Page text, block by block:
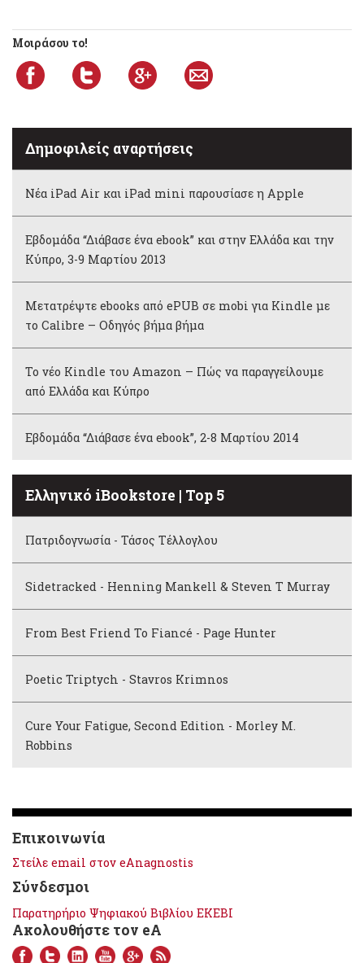
Μοιράσου το!
Δημοφιλείς αναρτήσεις
Νέα iPad Air και iPad mini παρουσίασε η Apple
Εβδομάδα “Διάβασε ένα ebook” και στην Ελλάδα και την
Κύπρο, 3-9 Μαρτίου 2013
Μετατρέψτε ebooks από ePUB σε mobi για Kindle με
το Calibre – Οδηγός βήμα βήμα
Το νέο Kindle του Amazon – Πώς να παραγγείλουμε
από Ελλάδα και Κύπρο
Εβδομάδα “Διάβασε ένα ebook”, 2-8 Μαρτίου 2014
Ελληνικό iBookstore | Top 5
Πατριδογνωσία - Τάσος Τέλλογλου
Sidetracked - Henning Mankell & Steven T Murray
From Best Friend To Fiancé - Page Hunter
Poetic Triptych - Stavros Krimnos
Cure Your Fatigue, Second Edition - Morley M.
Robbins
Επικοινωνία
Στείλε email στον eAnagnostis
Σύνδεσμοι
Παρατηρήριο Ψηφιακού Βιβλίου ΕΚΕΒΙ
Ακολουθήστε τον eA